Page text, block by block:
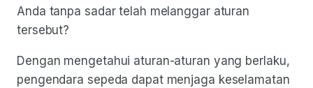
Anda tanpa sadar telah melanggar aturan
tersebut?
Dengan mengetahui aturan-aturan yang berlaku,
pengendara sepeda dapat menjaga keselamatan